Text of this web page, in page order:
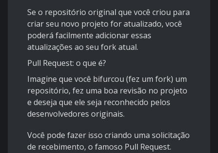
Se o repositório original que você criou para
criar seu novo projeto for atualizado, você
poderá facilmente adicionar essas
atualizações ao seu forkatual.
Pull Request: o que é?
Imagine que você bifurcou (fez um fork) um
repositório, fez uma boa revisão no projeto
e deseja que ele seja reconhecido pelos
desenvolvedores originais.
Você pode fazer isso criando uma solicitação
de recebimento, o famoso Pull Request.